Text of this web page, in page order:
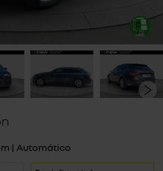
| Automático